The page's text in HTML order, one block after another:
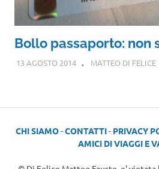
Bollo passaporto: non
13 AGOSTO 2014 MATTEO DI FELICE
CHI SIAMO-CONTATTI- PRIVACY
AMICI DI VIAGGI E